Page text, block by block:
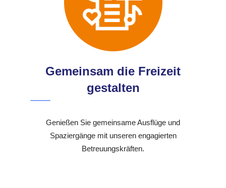
Gemeinsam die Freizeit
gestalten
Genießen Sie gemeinsame Ausflüge und
Spaziergänge mit unseren engagierten
Betreuungskräften.